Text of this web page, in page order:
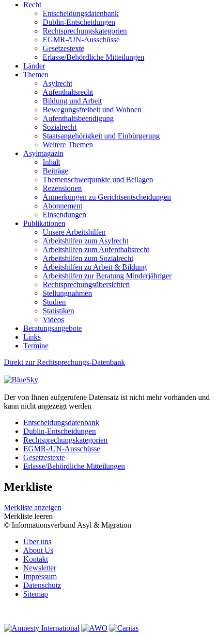
Recht
Entscheidungsdatenbank
Dublin-Entscheidungen
Rechtsprechungskategorien
EGMR-/UN-Ausschüsse
Gesetzestexte
Erlasse/Behördliche Mitteilungen
Länder
Themen
Asylrecht
Aufenthaltsrecht
Bildung und Arbeit
Bewegungsfreiheit und Wohnen
Aufenthaltsbeendigung
Sozialrecht
Staatsangehörigkeit und Einbürgerung
Weitere Themen
Asylmagazin
Inhalt
Beiträge
Themenschwerpunkte und Beilagen
Rezensionen
Anmerkungen zu Gerichtsentscheidungen
Abonnement
Einsendungen
Publikationen
Unsere Arbeitshilfen
Arbeitshilfen zum Asylrecht
Arbeitshilfen zum Aufenthaltsrecht
Arbeitshilfen zum Sozialrecht
Arbeitshilfen zu Arbeit & Bildung
Arbeitshilfen zur Beratung Minderjähriger
Rechtsprechungsübersichten
Stellungnahmen
Studien
Statistiken
Videos
Beratungsangebote
Links
Termine
Direkt zur Rechtsprechungs-Datenbank
Der von Ihnen aufgerufene Datensatz ist nicht mehr vorhanden und
kann nicht angezeigt werden
Entscheidungsdatenbank
Dublin-Entscheidungen
Rechtsprechungskategorien
EGMR-/UN-Ausschüsse
Gesetzestexte
Erlasse/Behördliche Mitteilungen
Merkliste
Merkliste anzeigen
Merkliste leeren
© Informationsverbund Asyl & Migration
Über uns
About Us
Kontakt
Newsletter
Impressum
Datenschutz
Sitemap